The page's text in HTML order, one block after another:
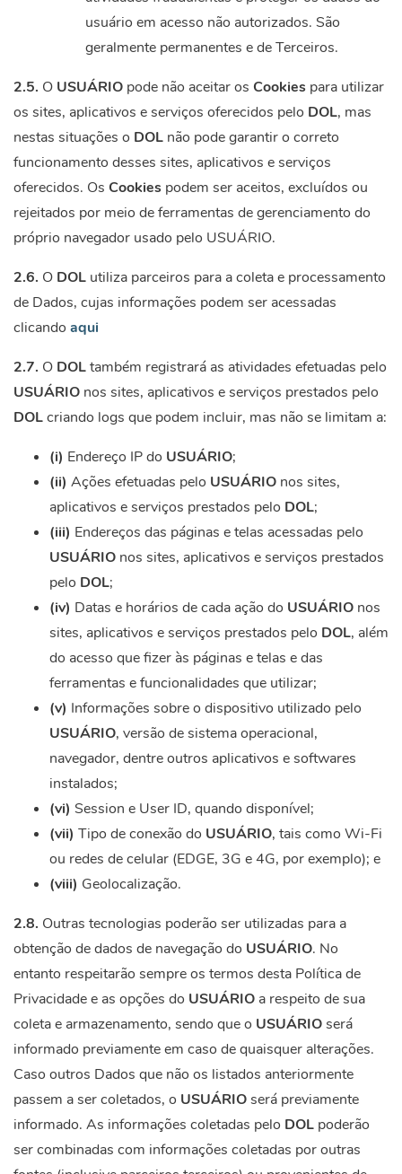
usuário em acesso não autorizados. São
geralmente permanentes e de Terceiros.
2.5. O USUÁRIO pode não aceitar os Cookies para utilizar
os sites, aplicativos e serviços oferecidos pelo DOL, mas
nestas situações o DOL não pode garantir o correto
funcionamento desses sites, aplicativos e serviços
oferecidos. Os Cookies podem ser aceitos, excluídos ou
rejeitados por meio de ferramentas de gerenciamento do
próprio navegador usado pelo USUÁRIO.
2.6. O DOL utiliza parceiros para a coleta e processamento
de Dados, cujas informações podem ser acessadas
clicando aqui
2.7. O DOLtambém registrará as atividades efetuadas pelo
USUÁRIO nos sites, aplicativos e serviços prestados pelo
DOLcriando logs que podem incluir, mas não se limitam a:
(i) Endereço IP do USUÁRIO;
(ii) Ações efetuadas pelo USUÁRIO nos sites,
aplicativos e serviços prestados pelo DOL;
(iii) Endereços das páginas e telas acessadas pelo
USUÁRIO nos sites, aplicativos e serviços prestados
pelo DOL;
(iv) Datas e horários de cada ação do USUÁRIO nos
sites, aplicativos e serviços prestados pelo DOL, além
do acesso que fizer às páginas e telas e das
ferramentas e funcionalidades que utilizar;
(v) Informações sobre o dispositivo utilizado pelo
USUÁRIO, versão de sistema operacional,
navegador, dentre outros aplicativos e softwares
instalados;
(vi) Session e User ID, quando disponível;
(vii) Tipo de conexão do USUÁRIO, tais como Wi-Fi
ou redes de celular (EDGE, 3G e 4G, por exemplo); e
(viii) Geolocalização.
2.8. Outras tecnologias poderão ser utilizadas para a
obtenção de dados de navegação do USUÁRIO. No
entanto respeitarão sempre os termos desta Política de
Privacidade e as opções do USUÁRIO a respeito de sua
coleta e armazenamento, sendo que o USUÁRIOserá
informado previamente em caso de quaisquer alterações.
Caso outros Dados que não os listados anteriormente
passem a ser coletados, o USUÁRIOserá previamente
informado. As informações coletadas pelo DOL poderão
ser combinadas com informações coletadas por outras